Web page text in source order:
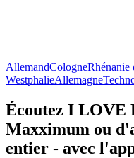
AllemandCologneRhénanie
WestphalieAllemagne
Écoutez I LOVE
Maxximum ou
entier - avec